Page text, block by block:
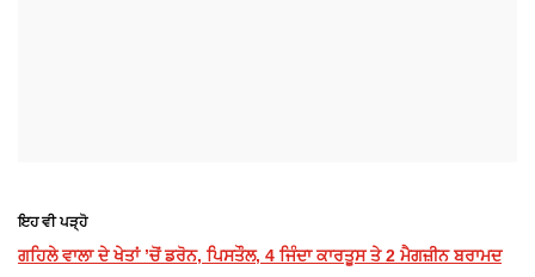
ਇਹ ਵੀ ਪੜ੍ਹੋ
ਗਹਿਲੇ ਵਾਲਾ ਦੇ ਖੇਤਾਂ ’ਚੋਂ ਡਰੋਨ, ਪਿਸਤੌਲ, 4 ਜਿੰਦਾ ਕਾਰਤੂਸ ਤੇ 2 ਮੈਗਜ਼ੀਨ ਬਰਾਮਦ